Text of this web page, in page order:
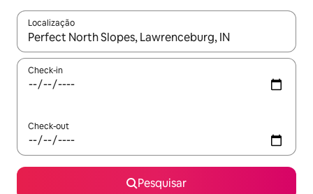
Localização
Quando os resultados estiverem disponíveis, navegue com
Check-in
Check-out
Pesquisar